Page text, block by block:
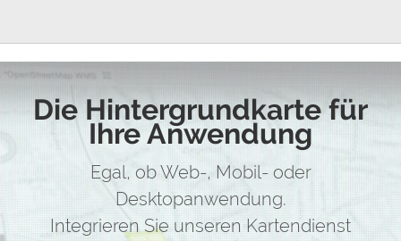
Die Hintergrundkarte für
Ihre Anwendung
Egal, ob Web-, Mobil- oder
Desktopanwendung.
Integrieren Sie unseren Kartendienst